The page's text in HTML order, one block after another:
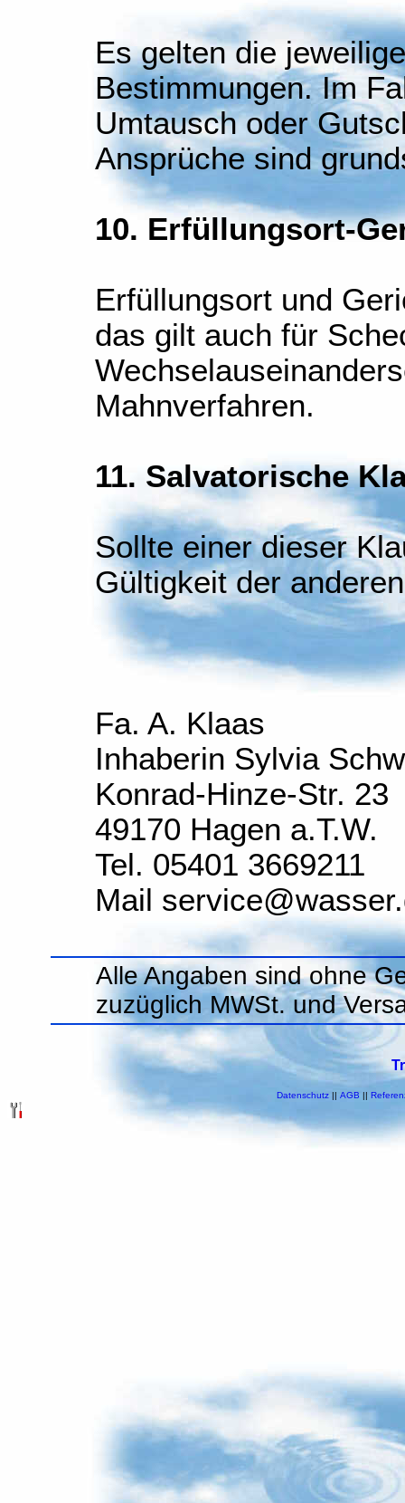
Es gelten die
Bestimmungen. Im
Umtausch oder
Ansprüche sind
10. Erfüllungsort-
Erfüllungsort und
das gilt auch für
Mahnverfahren.
11. Salvatorische
Sollte einer dieser
Gültigkeit der
Fa. A. Klaas
Inhaberin Sylvia
Konrad-Hinze-Str. 23
49170 Hagen a.T.W.
Tel. 05401 3669211
Mail
Alle Angaben sind ohne
zuzüglich MWSt. und
Datenschutz|| AGB ||